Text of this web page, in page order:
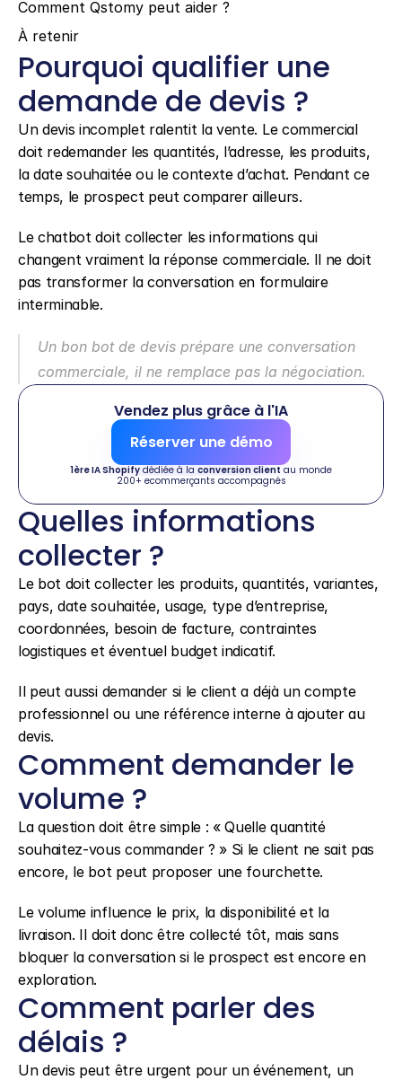
Comment Qstomy peut aider ?
À retenir
Pourquoi qualifier une
demande de devis ?
Un devis incomplet ralentit la vente. Le commercial
doit redemander les quantités, l’adresse, les produits,
la date souhaitée ou le contexte d’achat. Pendant ce
temps, le prospect peut comparer ailleurs.
Le chatbot doit collecter les informations qui
changent vraiment la réponse commerciale. Il ne doit
pas transformer la conversation en formulaire
interminable.
Un bon bot de devis prépare une conversation
commerciale, il ne remplace pas la négociation.
Vendez plus grâce à l'IA
Réserver une démo
1ère IA Shopify dédiée à la conversion client au monde
200+ ecommerçants accompagnés
Quelles informations
collecter ?
Le bot doit collecter les produits, quantités, variantes,
pays, date souhaitée, usage, type d’entreprise,
coordonnées, besoin de facture, contraintes
logistiques et éventuel budget indicatif.
Il peut aussi demander si le client a déjà un compte
professionnel ou une référence interne à ajouter au
devis.
Comment demander le
volume ?
La question doit être simple : « Quelle quantité
souhaitez-vous commander ? » Si le client ne sait pas
encore, le bot peut proposer une fourchette.
Le volume influence le prix, la disponibilité et la
livraison. Il doit donc être collecté tôt, mais sans
bloquer la conversation si le prospect est encore en
exploration.
Comment parler des
délais ?
Un devis peut être urgent pour un événement, un